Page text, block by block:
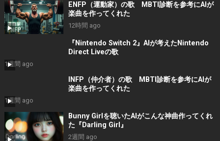
ENFP（運動家）の歌 MBTI診断を参考にAIが
楽曲を作ってくれた
12時間 ago
『Nintendo Switch 2』AIが考えたNintendo
Direct Liveの歌
1週間 ago
INFP（仲介者）の歌 MBTI診断を参考にAIが
楽曲を作ってくれた
1週間 ago
Bunny Girlを聴いたAIがこんな神曲作ってくれ
た『Darling Girl』
2週間 ago